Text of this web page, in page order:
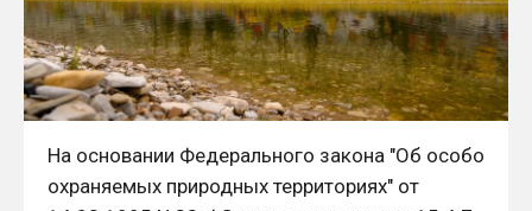
На основании Федерального закона "Об особо
охраняемых природных территориях" от